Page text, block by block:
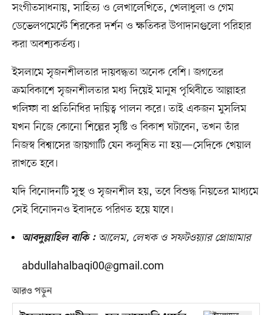
সংগীতসাধনায়, সাহিত্য ও লেখালেখিতে, খেলাধুলা ও গেম
ডেভেলপমেন্টে শিরকের দর্শন ও ক্ষতিকর উপাদানগুলো পরিহার
করা অবশ্যকর্তব্য।
ইসলামে সৃজনশীলতার দায়বদ্ধতা অনেক বেশি। জগতের
ক্রমবিকাশে সৃজনশীলতার মধ্য দিয়েই মানুষ পৃথিবীতে আল্লাহর
খলিফা বা প্রতিনিধির দায়িত্ব পালন করে। তাই একজন মুসলিম
যখন নিজে কোনো শিল্পের সৃষ্টি ও বিকাশ ঘটাবেন, তখন তাঁর
নিজস্ব বিশ্বাসের জায়গাটি যেন কলুষিত না হয়—সেদিকে খেয়াল
রাখতে হবে।
যদি বিনোদনটি সুস্থ ও সৃজনশীল হয়, তবে বিশুদ্ধ নিয়তের মাধ্যমে
সেই বিনোদনও ইবাদতে পরিণত হয়ে যাবে।
আবদুল্লাহিল বাকি :আলেম, লেখক ও সফটওয়্যার প্রোগ্রামার
abdullahalbaqi00@gmail.com
আরও পড়ুন